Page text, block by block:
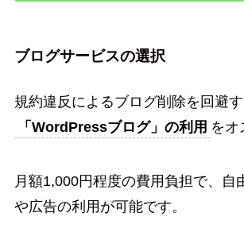
ブログサービスの選択
規約違反によるブログ削除を回避す
「WordPressブログ」の利用 をオ
月額1,000円程度の費用負担で、自
や広告の利用が可能です。